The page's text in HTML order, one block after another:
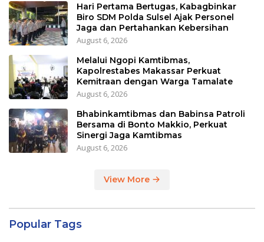
Hari Pertama Bertugas, Kabagbinkar
Biro SDM Polda Sulsel Ajak Personel
Jaga dan Pertahankan Kebersihan
August 6, 2026
Melalui Ngopi Kamtibmas,
Kapolrestabes Makassar Perkuat
Kemitraan dengan Warga Tamalate
August 6, 2026
Bhabinkamtibmas dan Babinsa Patroli
Bersama di Bonto Makkio, Perkuat
Sinergi Jaga Kamtibmas
August 6, 2026
View More
Popular Tags